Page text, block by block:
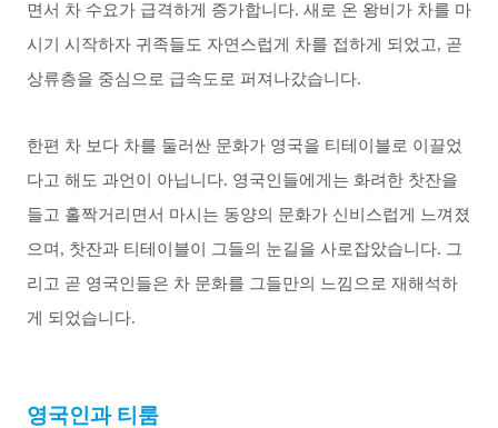
면서 차 수요가 급격하게 증가합니다. 새로 온 왕비가 차를 마
시기 시작하자 귀족들도 자연스럽게 차를 접하게 되었고, 곧
상류층을 중심으로 급속도로 퍼져나갔습니다.
한편 차 보다 차를 둘러싼 문화가 영국을 티테이블로 이끌었
다고 해도 과언이 아닙니다. 영국인들에게는 화려한 찻잔을
들고 홀짝거리면서 마시는 동양의 문화가 신비스럽게 느껴졌
으며, 찻잔과 티테이블이 그들의 눈길을 사로잡았습니다. 그
리고 곧 영국인들은 차 문화를 그들만의 느낌으로 재해석하
게 되었습니다.
영국인과 티룸